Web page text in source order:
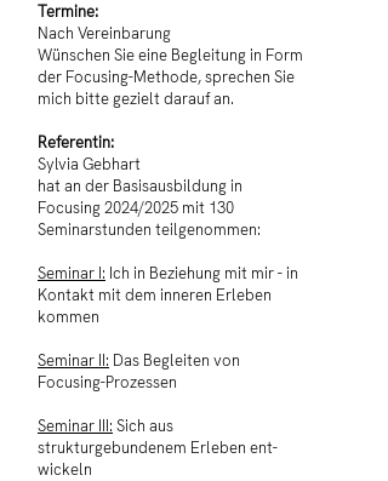
Termine:
Nach Vereinbarung
Wünschen Sie eine Begleitung in Form
der Focusing-Methode, sprechen Sie
mich bitte gezielt darauf an.
Referentin:
Sylvia Gebhart
hat an der Basisausbildung in
Focusing 2024/2025 mit 130
Seminarstunden teilgenommen:
Seminar I: Ich in Beziehung mit mir - in
Kontakt mit dem inneren Erleben
kommen
Seminar II: Das Begleiten von
Focusing-Prozessen
Seminar III: Sich aus
strukturgebundenem Erleben ent-
wickeln